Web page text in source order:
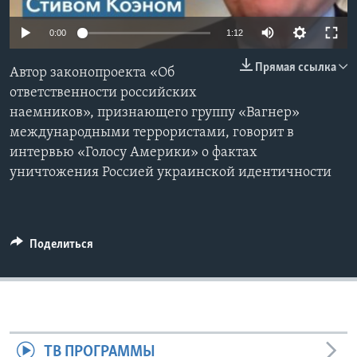
Learning English
СОЦИАЛЬНЫЕ СЕТИ
Языки
0:00 1:12
Прямая ссылка
Автор законопроекта «Об
ответственности российских
наемников», признающего группу «Вагнер»
международными террористами, говорит в
интервью «Голосу Америки» о фактах
уничтожения Россией украинской идентичности
Поделиться
ТВ ПРОГРАММЫ